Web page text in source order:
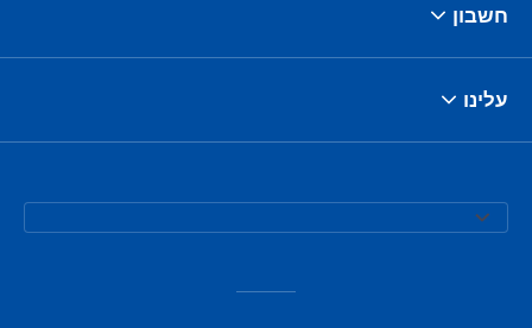
חשבון
עלינו